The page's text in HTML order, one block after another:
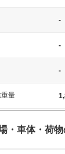
-
-
-
量
・車体・荷